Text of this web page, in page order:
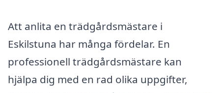
Att anlita en trädgårdsmästare i
Eskilstuna har många fördelar. En
professionell trädgårdsmästare kan
hjälpa dig med en rad olika uppgifter,